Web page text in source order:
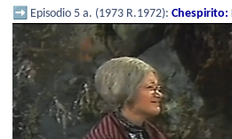
➡️ Episodio 5 a. (1973 R.1972): Chespirito: